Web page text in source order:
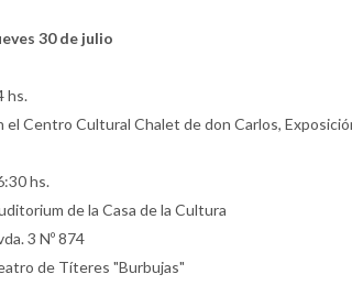
30 de julio
hs.
el Centro Cultural Chalet de don Carlos,
hs.
de la Casa de la Cultura
3 Nº 874
de Títeres "Burbujas"